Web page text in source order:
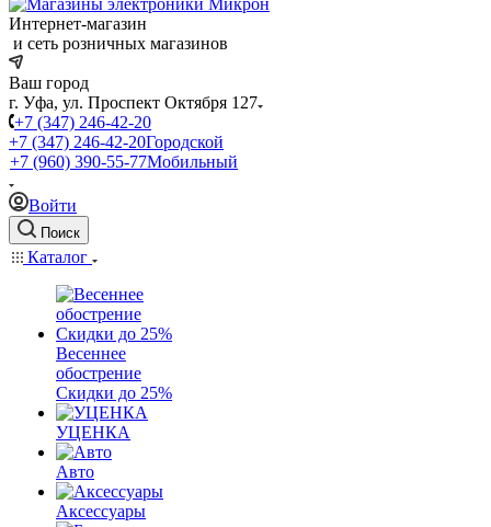
Интернет-магазин
и сеть розничных магазинов
Ваш город
г. Уфа, ул. Проспект Октября 127
+7 (347) 246-42-20
+7 (347) 246-42-20Городской
+7 (960) 390-55-77Мобильный
Войти
Поиск
Каталог
Весеннее
обострение
Скидки до 25%
УЦЕНКА
Авто
Аксессуары